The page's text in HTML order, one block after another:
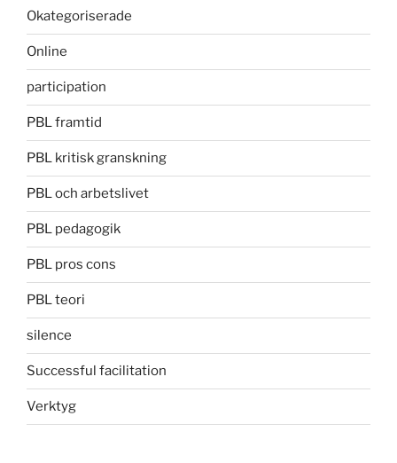
Okategoriserade
Online
participation
PBL framtid
PBL kritisk granskning
PBL och arbetslivet
PBL pedagogik
PBL pros cons
PBL teori
silence
Successful facilitation
Verktyg